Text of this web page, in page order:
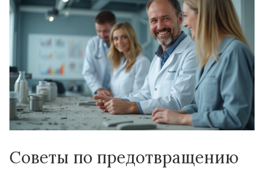
Советы по предотвращению